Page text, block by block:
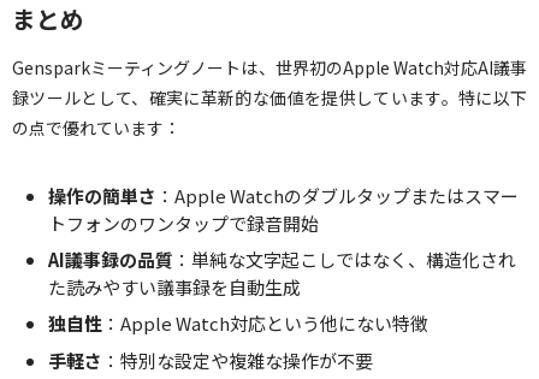
まとめ
Gensparkミーティングノートは、世界初のApple Watch対応AI議事
録ツールとして、確実に革新的な価値を提供しています。特に以下
の点で優れています：
操作の簡単さ ：Apple Watchのダブルタップまたはスマー
トフォンのワンタップで録音開始
AI議事録の品質 ：単純な文字起こしではなく、構造化され
た読みやすい議事録を自動生成
独自性 ：Apple Watch対応という他にない特徴
手軽さ ：特別な設定や複雑な操作が不要